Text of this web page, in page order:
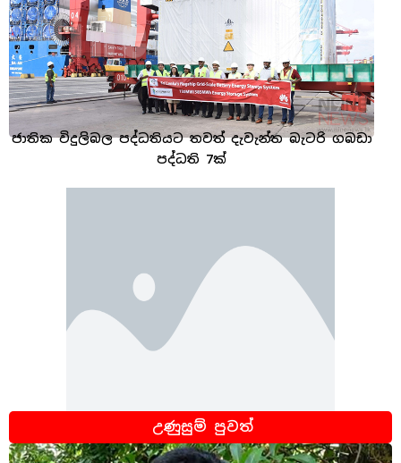
ජාතික විදුලිබල පද්ධතියට තවත් දැවැන්ත බැටරි ගබඩා
පද්ධති 7ක්
උණුසුම් පුවත්